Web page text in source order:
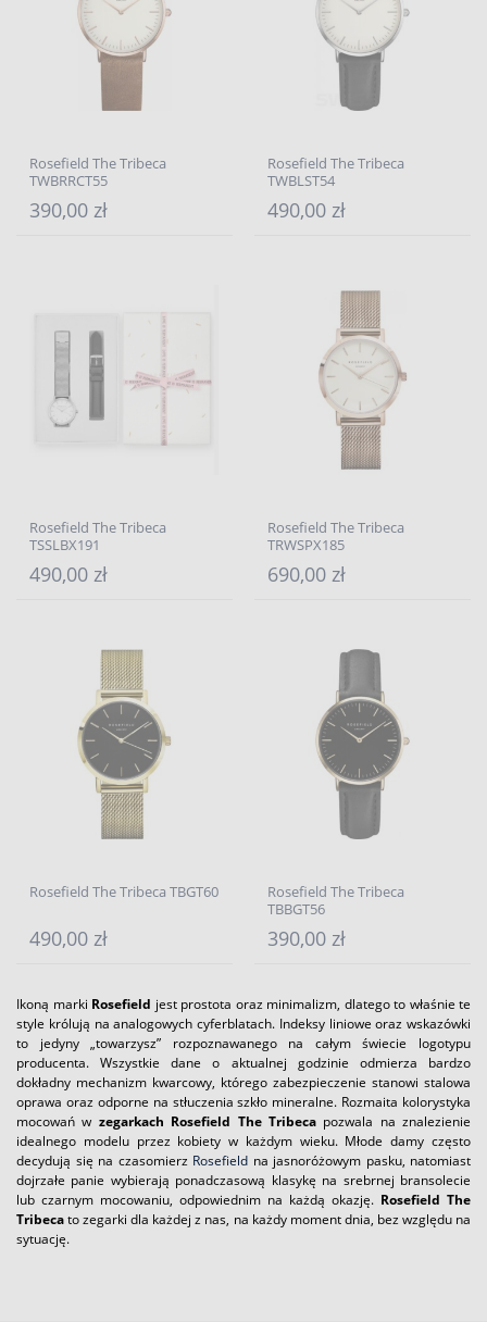
Rosefield The Tribeca
TWBRRCT55
390,00 zł
Rosefield The Tribeca
TWBLST54
490,00 zł
Rosefield The Tribeca
TSSLBX191
490,00 zł
Rosefield The Tribeca
TRWSPX185
690,00 zł
Rosefield The Tribeca TBGT60
490,00 zł
Rosefield The Tribeca
TBBGT56
390,00 zł
Ikoną marki Rosefield jest prostota oraz minimalizm, dlatego to właśnie te
style królują na analogowych cyferblatach. Indeksy liniowe oraz wskazówki
to jedyny „towarzysz” rozpoznawanego na całym świecie logotypu
producenta. Wszystkie dane o aktualnej godzinie odmierza bardzo
dokładny mechanizm kwarcowy, którego zabezpieczenie stanowi stalowa
oprawa oraz odporne na stłuczenia szkło mineralne. Rozmaita kolorystyka
mocowań w zegarkach Rosefield The Tribecapozwala na znalezienie
idealnego modelu przez kobiety w każdym wieku. Młode damy często
decydują się na czasomierz Rosefield na jasnoróżowym pasku, natomiast
dojrzałe panie wybierają ponadczasową klasykę na srebrnej bransolecie
lub czarnym mocowaniu, odpowiednim na każdą okazję. Rosefield The
Tribecato zegarki dla każdej z nas, na każdy moment dnia, bez względu na
sytuację.